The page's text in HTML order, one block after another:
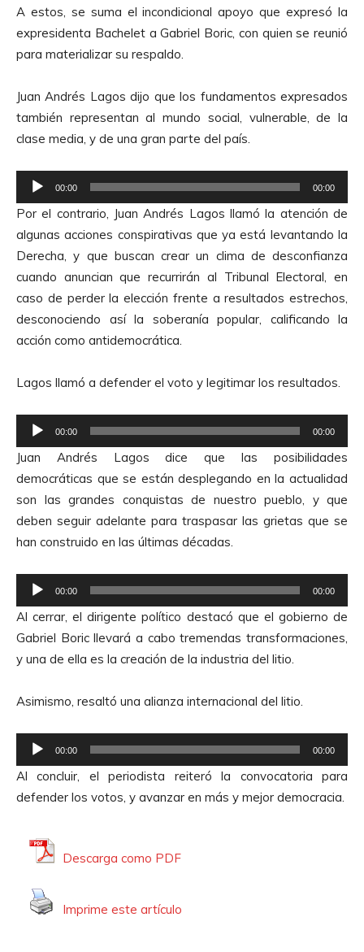
A estos, se suma el incondicional apoyo que expresó la
expresidenta Bachelet a Gabriel Boric, con quien se reunió
para materializar su respaldo.
Juan Andrés Lagos dijo que los fundamentos expresados
también representan al mundo social, vulnerable, de la
clase media, y de una gran parte del país.
e
p
r
o
d
u
c
t
r
d
A
u
d
i
o
00:00 00:00
Por el contrario, Juan Andrés Lagos llamó la atención de
algunas acciones conspirativas que ya está levantando la
Derecha, y que buscan crear un clima de desconfianza
cuando anuncian que recurrirán al Tribunal Electoral, en
caso de perder la elección frente a resultados estrechos,
desconociendo así la soberanía popular, calificando la
acción como antidemocrática.
Lagos llamó a defender el voto y legitimar los resultados.
e
p
r
o
d
u
c
o
r
d
A
o
00:00 00:00
Juan Andrés Lagos dice que las posibilidades
democráticas que se están desplegando en la actualidad
son las grandes conquistas de nuestro pueblo, y que
deben seguir adelante para traspasar las grietas que se
han construido en las últimas décadas.
e
p
r
o
u
c
o
r
00:00 00:00
Al cerrar, el dirigente político destacó que el gobierno de
Gabriel Boric llevará a cabo tremendas transformaciones,
y una de ella es la creación de la industria del litio.
Asimismo, resaltó una alianza internacional del litio.
e
p
r
00:00 00:00
Al concluir, el periodista reiteró la convocatoria para
defender los votos, y avanzar en más y mejor democracia.
Descarga como PDF
Imprime este artículo